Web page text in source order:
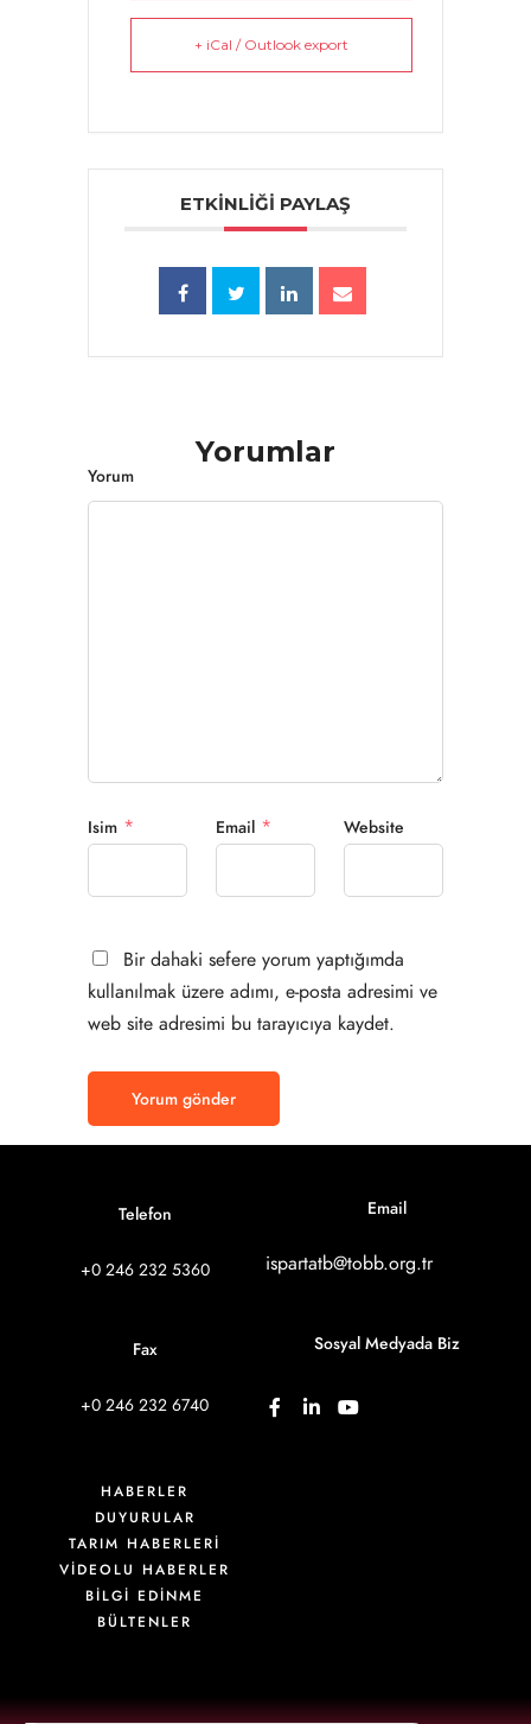
+ iCal / Outlook export
ETKINLIĞI PAYLAŞ
Yorumlar
Yorum
Isim * Email * Website
Bir dahaki sefere yorum yaptığımda
kullanılmak üzere adımı, e-posta adresimi ve
web site adresimi bu tarayıcıya kaydet.
Telefon
+0 246 232 5360
Fax
+0 246 232 6740
Email
ispartatb@tobb.org.tr
Sosyal Medyada Biz
HABERLER
DUYURULAR
TARIM HABERLERİ
VIDEOLU HABERLER
BİLGİ EDİNME
BÜLTENLER